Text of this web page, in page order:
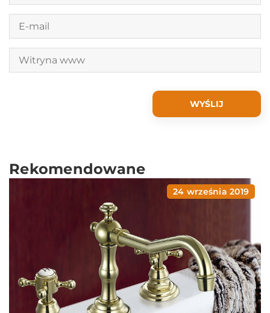
Rekomendowane
24 września 2019